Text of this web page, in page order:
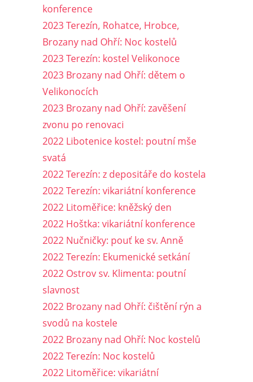
konference
2023 Terezín, Rohatce, Hrobce,
Brozany nad Ohří: Noc kostelů
2023 Terezín: kostel Velikonoce
2023 Brozany nad Ohří: dětem o
Velikonocích
2023 Brozany nad Ohří: zavěšení
zvonu po renovaci
2022 Libotenice kostel: poutní mše
svatá
2022 Terezín: z depositáře do kostela
2022 Terezín: vikariátní konference
2022 Litoměřice: kněžský den
2022 Hoštka: vikariátní konference
2022 Nučničky: pouť ke sv. Anně
2022 Terezín: Ekumenické setkání
2022 Ostrov sv. Klimenta: poutní
slavnost
2022 Brozany nad Ohří: čištění rýn a
svodů na kostele
2022 Brozany nad Ohří: Noc kostelů
2022 Terezín: Noc kostelů
2022 Litoměřice: vikariátní